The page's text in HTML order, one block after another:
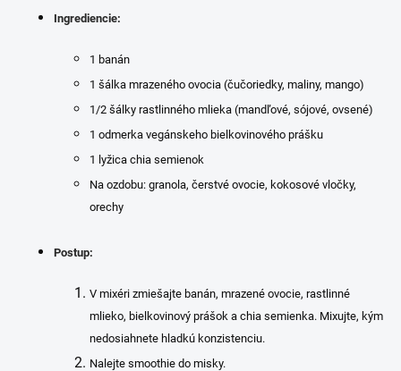
Ingrediencie:
1 banán
1 šálka mrazeného ovocia (čučoriedky, maliny, mango)
1/2 šálky rastlinného mlieka (mandľové, sójové, ovsené)
1 odmerka vegánskeho bielkovinového prášku
1 lyžica chia semienok
Na ozdobu: granola, čerstvé ovocie, kokosové vločky,
orechy
Postup:
V mixéri zmiešajte banán, mrazené ovocie, rastlinné
mlieko, bielkovinový prášok a chia semienka. Mixujte, kým
nedosiahnete hladkú konzistenciu.
Nalejte smoothie do misky.